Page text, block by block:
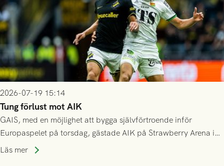
2026-07-19 15:14
Tung förlust mot AIK
GAIS, med en möjlighet att bygga självförtroende inför
Europaspelet på torsdag, gästade AIK på Strawberry Arena i
Stockholm . Men trots konstant hotande i första halvlek av
Läs mer